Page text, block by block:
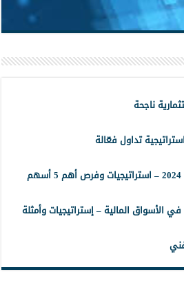
ناجحة
تداول فعّالة
الأسواق المالية – إستراتيجيات وأمثلة